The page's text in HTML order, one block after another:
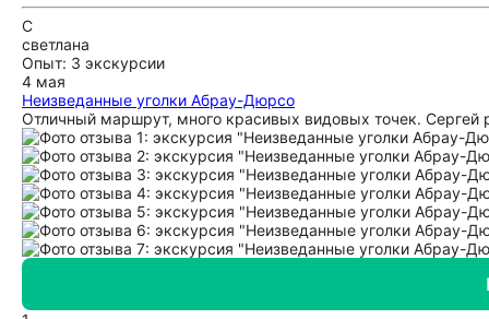
С
светлана
Опыт: 3 экскурсии
4 мая
Неизведанные уголки Абрау-Дюрсо
Отличный маршрут, много красивых видовых точек. Сергей